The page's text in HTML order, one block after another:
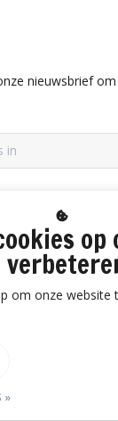
nieuwsbrief
- onderdeel
op
om onze website
»